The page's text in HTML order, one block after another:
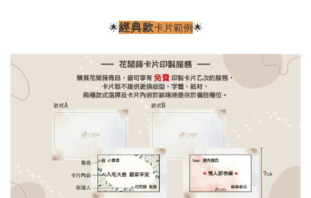
🌟經典款卡片範例🌟